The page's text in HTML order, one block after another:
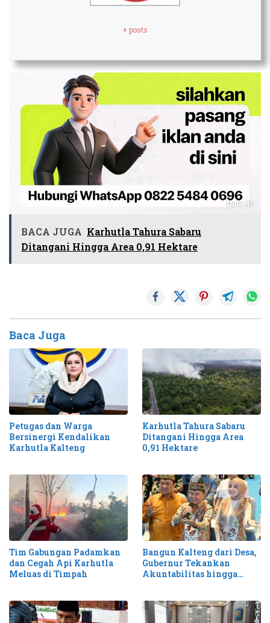
+ posts
BACA JUGA Karhutla Tahura Sabaru
Ditangani Hingga Area 0,91 Hektare
Baca Juga
Petugas dan Warga
Bersinergi Kendalikan
Karhutla Kalteng
Karhutla Tahura Sabaru
Ditangani Hingga Area
0,91 Hektare
Tim Gabungan Padamkan
dan Cegah Api Karhutla
Meluas di Timpah
Bangun Kalteng dari Desa,
Gubernur Tekankan
Akuntabilitas hingga